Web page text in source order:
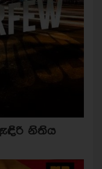
නිතිය